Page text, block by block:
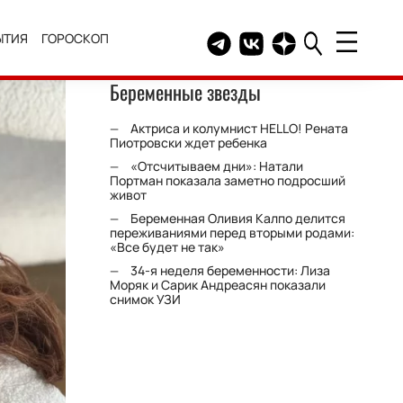
ГОРОСКОП Telegram канал HELLO
Группа HELLO
Канал HELLO в
Беременные звезды
Актриса и колумнист HELLO! Рената
Пиотровски ждет ребенка
«Отсчитываем дни»: Натали
Портман показала заметно подросший
живот
Беременная Оливия Калпо делится
переживаниями перед вторыми родами:
«Все будет не так»
34-я неделя беременности: Лиза
Моряк и Сарик Андреасян показали
снимок УЗИ